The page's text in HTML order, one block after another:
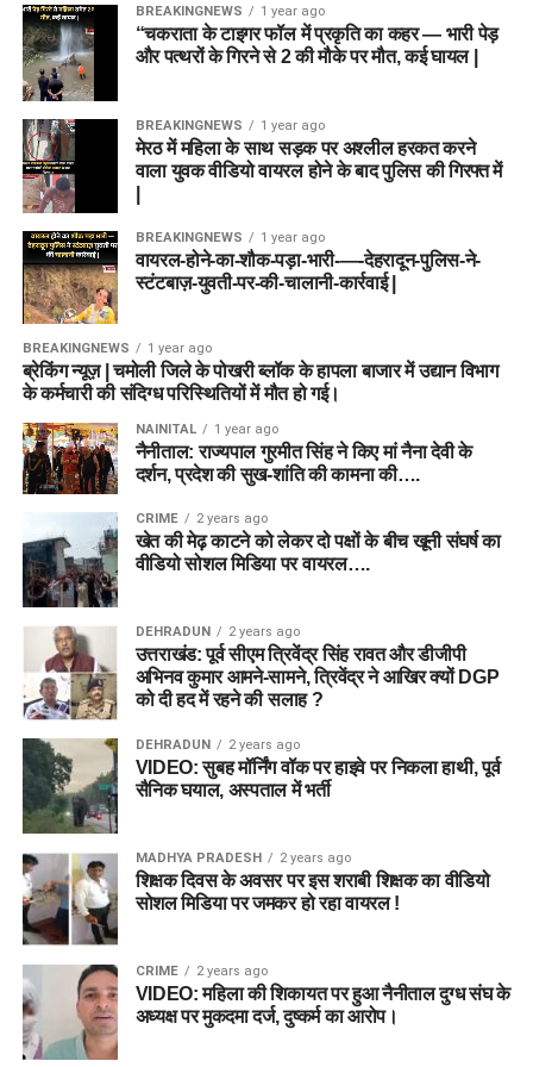
हिसाब से तुरंत बदलाव करें।
डेथ बॉलर्स पर दांव लगाएं:The Hundred जैसे छोटे फॉर्मेट में
डेथ ओवर्स में बॉलिंग करने वाले प्लेयर्स को जरूर पिक करें, क्योंकि
कप्तान का सही चुनाव:स्मॉल लीग में 70% लोग ऑलराउंडर को
ही सी/वीसी (C/VC) बनाते हैं, लेकिन ग्रैंड लीग जीतने के लिए
किसी प्रमुख गेंदबाज को कैप्टन बनाना फायदेमंद हो सकता है।
Conclusion & Match Winner
Prediction (मैच परिणाम पूर्वानुमान)
ML vs TRT Match 25एक हाई-वोल्टेज मुकाबला होने की पूरी उम्मीद
है। दोनों टीमों की हालिया फॉर्म और खिलाड़ियों के आंकड़ों को देखा जाए तो
Trent Rockets (TRT)का पलड़ा थोड़ा भारी नजर आ रहा है।
हालांकि, MI London के ऑलराउंडर्स भी पासा पलटने में सक्षम हैं।
डिस्क्लेमर: इस खेल में वित्तीय जोखिम का तत्व शामिल है और इसकी आदत
पड़ सकती है। कृपया अपनी जिम्मेदारी और समझदारी से खेलें।
ML-W vs TRT-W Dream11 Prediction Match 25 | The
Hundred Women 2026
4. Ashleigh Gardner (TRT-W)
ऑलराउंड प्रदर्शन के लिए जानी जाने वाली ऐश गार्डनर पावर-हिटिंग और
ऑफ-स्पिन गेंदबाजी का बेहतरीन संतुलन प्रदान करती हैं।
7. कप्तान और उप-कप्तान का चुनाव
(Captain & Vice-Captain
Suggestions)
स्मॉल लीग (Small League / Head-to-
Head):
कप्तान (C):Hayley Matthews
उप-कप्तान (VC):Nat Sciver-Brunt
ग्रैंड लीग (Grand League / Multi-
Entry):
कप्तान (C):Amelia Kerr
उप-कप्तान (VC):Ashleigh Gardner
8. ML-W vs TRT-W Dream11 टीम
प्रेडिक्शन (Dream11 Teams)
टीम 1: स्मॉल लीग एवं सेफ टीम (Small
League & Mini GL)
विकटकीपर (WK):
बल्लेबाज (BAT):E Jones, Grace Scrivens, F Sweet
ऑलराउंडर (ALL):Hayley Matthews(C)
Brunt
अब तक दोनों टीमों के बीच कुल चार मुकाबले खेले गए हैं।
Birmingham Phoenix
3
Sunrisers Leeds
1
हेड टू हेड रिकॉर्ड में Birmingham Phoenix का पलड़ा भारी है।
BPH vs SUL Probable Playing
11
Birmingham Phoenix
Will Smeed
Mitchell Owen
Joe Clarke (WK)
Rehan Ahmed
Laurie Evans
Donovan Ferreira (C)
Sean Dickson
Chris Wood
Ben Dwarshuis
Saqib Mahmood
Usman Tariq
Sunrisers Leeds
Mitchell Marsh
Ryan Rickelton (WK)
BREAKINGNEWS 1 year ago
“चकराता के टाइगर फॉल में प्रकृति का कहर — भारी पेड़
और पत्थरों के गिरने से 2 की मौके पर मौत, कई घायल |
BREAKINGNEWS 1 year ago
मेरठ में महिला के साथ सड़क पर अश्लील हरकत करने
वाला युवक वीडियो वायरल होने के बाद पुलिस की गिरफ्त में
BREAKINGNEWS 1 year ago
वायरल-होने-का-शौक-पड़ा-भारी-—-देहरादून-पुलिस-ने-
स्टंटबाज़-युवती-पर-की-चालानी-कार्रवाई |
BREAKINGNEWS 1 year ago
ब्रेकिंग न्यूज़ | चमोली जिले के पोखरी ब्लॉक के हापला बाजार में उद्यान विभाग
के कर्मचारी की संदिग्ध परिस्थितियों में मौत हो गई।
NAINITAL 1 year ago
नैनीताल: राज्यपाल गुरमीत सिंह ने किए मां नैना देवी के
दर्शन, प्रदेश की सुख-शांति की कामना की….
CRIME 2 years ago
खेत की मेढ़ काटने को लेकर दो पक्षों के बीच खूनी संघर्ष का
वीडियो सोशल मिडिया पर वायरल….
DEHRADUN 2 years ago
उत्तराखंड: पूर्व सीएम त्रिवेंद्र सिंह रावत और डीजीपी
अभिनव कुमार आमने-सामने, त्रिवेंद्र ने आखिर क्यों DGP
को दी हद में रहने की सलाह ?
DEHRADUN 2 years ago
VIDEO: सुबह मॉर्निंग वॉक पर हाइवे पर निकला हाथी, पूर्व
सैनिक घयाल, अस्पताल में भर्ती
MADHYA PRADESH 2 years ago
शिक्षक दिवस के अवसर पर इस शराबी शिक्षक का वीडियो
सोशल मिडिया पर जमकर हो रहा वायरल !
CRIME 2 years ago
VIDEO: महिला की शिकायत पर हुआ नैनीताल दुग्ध संघ के
अध्यक्ष पर मुकदमा दर्ज, दुष्कर्म का आरोप।